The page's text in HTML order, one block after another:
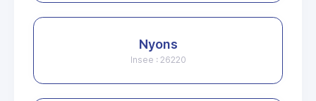
Nyons
Insee : 26220